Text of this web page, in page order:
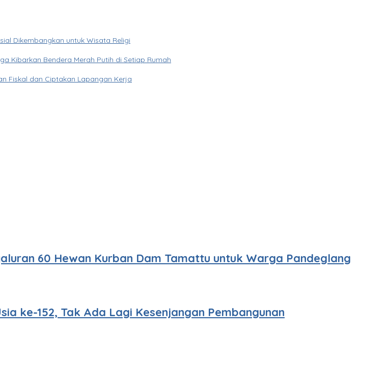
Dikembangkan untuk Wisata Religi
Kibarkan Bendera Merah Putih di Setiap Rumah
Fiskal dan Ciptakan Lapangan Kerja
60 Hewan Kurban Dam Tamattu untuk Warga Pandeglang
ke-152, Tak Ada Lagi Kesenjangan Pembangunan